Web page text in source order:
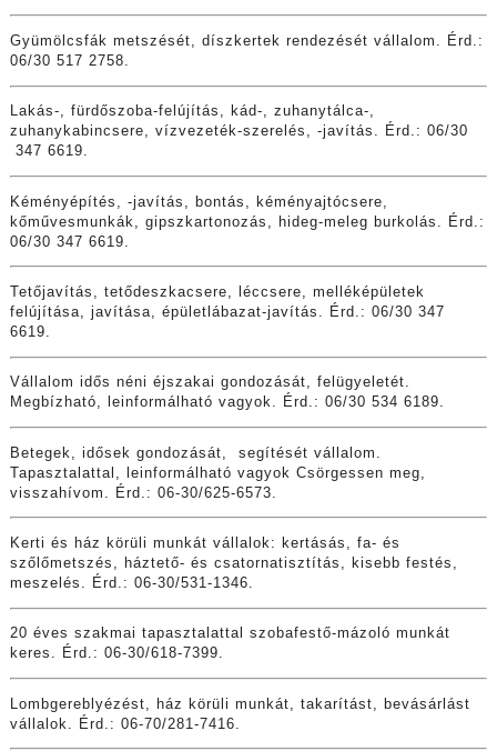
Gyümölcsfák metszését, díszkertek rendezését vállalom. Érd.:
06/30 517 2758.
Lakás-, fürdőszoba-felújítás, kád-, zuhanytálca-,
zuhanykabincsere, vízvezeték-szerelés, -javítás. Érd.: 06/30
347 6619.
Kéményépítés, -javítás, bontás, kéményajtócsere,
kőművesmunkák, gipszkartonozás, hideg-meleg burkolás. Érd.:
06/30 347 6619.
Tetőjavítás, tetődeszkacsere, léccsere, melléképületek
felújítása, javítása, épületlábazat-javítás. Érd.: 06/30 347
6619.
Vállalom idős néni éjszakai gondozását, felügyeletét.
Megbízható, leinformálható vagyok. Érd.: 06/30 534 6189.
Betegek, idősek gondozását, segítését vállalom.
Tapasztalattal, leinformálható vagyok Csörgessen meg,
visszahívom. Érd.: 06-30/625-6573.
Kerti és ház körüli munkát vállalok: kertásás, fa- és
szőlőmetszés, háztető- és csatornatisztítás, kisebb festés,
meszelés. Érd.: 06-30/531-1346.
20 éves szakmai tapasztalattal szobafestő-mázoló munkát
keres. Érd.: 06-30/618-7399.
Lombgereblyézést, ház körüli munkát, takarítást, bevásárlást
vállalok. Érd.: 06-70/281-7416.